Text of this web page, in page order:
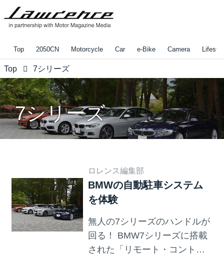
Top 2050CN Motorcycle Car e-Bike Camera
Top 7シリーズ
7シリーズ
ロレンス編集部
BMWの自動駐車システム
を体験
無人の7シリーズのハンドルが
回る！ BMW7シリーズに搭載
された「リモート・コントロ